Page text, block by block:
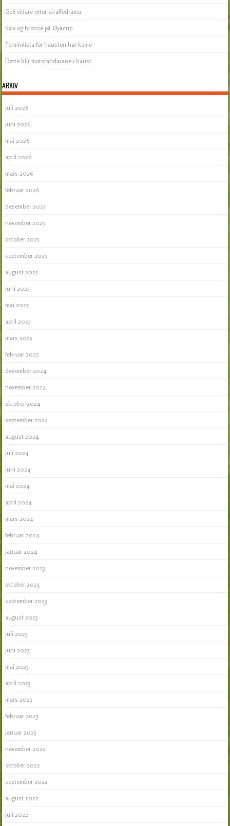
G16 vidare etter straffedrama
Sølv og bronse på Øyacup
Terminlista for hausten har kome
Dette blir motstandarane i haust
ARKIV
juli 2026
juni 2026
mai 2026
april 2026
mars 2026
februar 2026
desember 2025
november 2025
oktober 2025
september 2025
august 2025
juni 2025
mai 2025
april 2025
mars 2025
februar 2025
desember 2024
november 2024
oktober 2024
september 2024
august 2024
juli 2024
juni 2024
mai 2024
april 2024
mars 2024
februar 2024
januar 2024
november 2023
oktober 2023
september 2023
august 2023
juli 2023
juni 2023
mai 2023
april 2023
mars 2023
februar 2023
januar 2023
november 2022
oktober 2022
september 2022
august 2022
juli 2022